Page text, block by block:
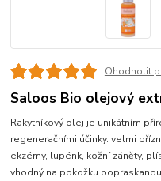
Ohodnotit
Saloos Bio olejový
Rakytníkový olej je unikátním
regeneračními účinky. velmi
ekzémy, lupénk, kožní záněty,
vhodný na pokožku